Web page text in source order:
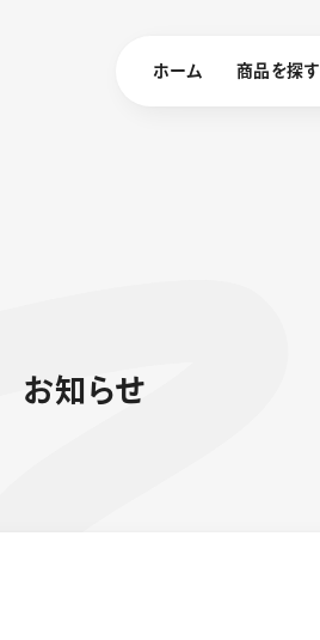
ホーム 商品を探す
エナージェル
シャープペン
消し具
お知 らせ